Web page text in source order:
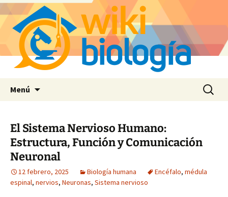
Menú Buscar:
El Sistema Nervioso Humano:
Estructura, Función y Comunicación
Neuronal
12 febrero, 2025 Biología humana Encéfalo, médula
espinal, nervios, Neuronas, Sistema nervioso